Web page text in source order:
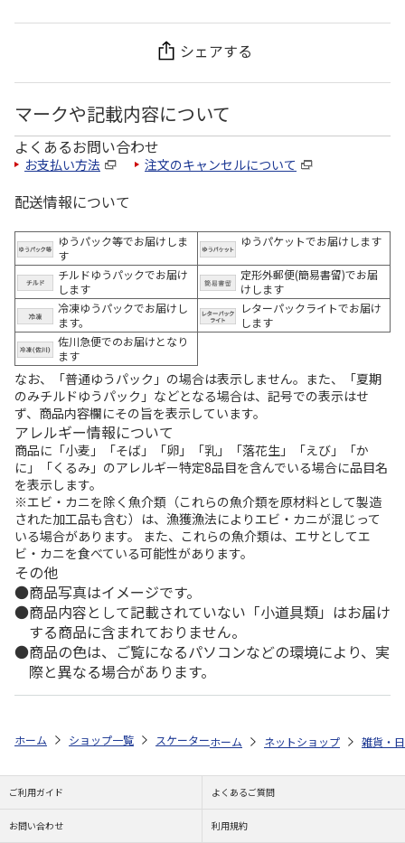
シェアする
マークや記載内容について
よくあるお問い合わせ
お支払い方法 注文のキャンセルについて
配送情報について
ゆうパック等でお届けしま
す
ゆうパケットでお届けします
チルドゆうパックでお届け
します
定形外郵便(簡易書留)でお届
けします
冷凍ゆうパックでお届けし
ます。
レターパックライトでお届け
します
佐川急便でのお届けとなり
ます
なお、「普通ゆうパック」の場合は表示しません。また、「夏期
のみチルドゆうパック」などとなる場合は、記号での表示はせ
ず、商品内容欄にその旨を表示しています。
アレルギー情報について
商品に「小麦」「そば」「卵」「乳」「落花生」「えび」「か
に」「くるみ」のアレルギー特定8品目を含んでいる場合に品目名
を表示します。
※エビ・カニを除く魚介類（これらの魚介類を原材料として製造
された加工品も含む）は、漁獲漁法によりエビ・カニが混じって
いる場合があります。 また、これらの魚介類は、エサとしてエ
ビ・カニを食べている可能性があります。
その他
商品写真はイメージです。
商品内容として記載されていない「小道具類」はお届け
する商品に含まれておりません。
商品の色は、ご覧になるパソコンなどの環境により、実
際と異なる場合があります。
ホーム ショップ一覧 スケーター プッシュボタン付密閉保存容器
ホーム ネットショップ 雑貨・
ご利用ガイド よくあるご質問
お問い合わせ 利用規約